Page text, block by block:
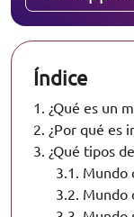
Índice
1. ¿Qué es un
2. ¿Por qué es
3. ¿Qué tipos
3.1. Mundo
3.2. Mundo